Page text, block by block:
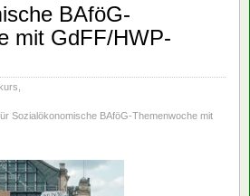
BAföG-
mit GdFF/HWP-
Sozialökonomische BAföG-Themenwoche mit